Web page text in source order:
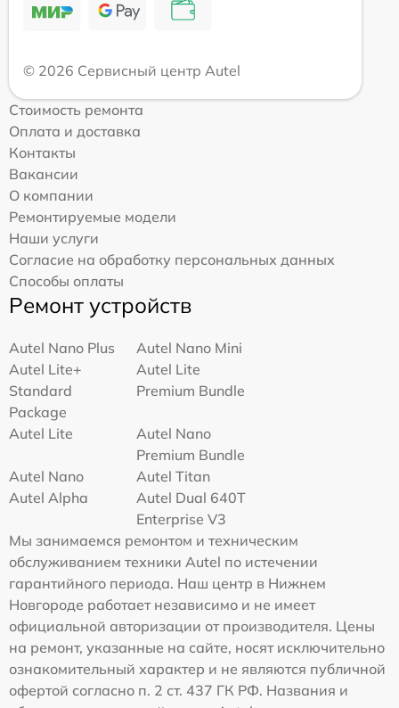
© 2026 Сервисный центр Autel
Стоимость ремонта
Оплата и доставка
Контакты
Вакансии
О компании
Ремонтируемые модели
Наши услуги
Согласие на обработку персональных данных
Способы оплаты
Ремонт устройств
Autel Nano Plus
Autel Nano Mini
Autel Lite+
Standard
Package
Autel Lite
Premium Bundle
Autel Lite
Autel Nano
Premium Bundle
Autel Nano
Autel Titan
Autel Alpha
Autel Dual 640T
Enterprise V3
Мы занимаемся ремонтом и техническим
обслуживанием техники Autel по истечении
гарантийного периода. Наш центр в Нижнем
Новгороде работает независимо и не имеет
официальной авторизации от производителя. Цены
на ремонт, указанные на сайте, носят исключительно
ознакомительный характер и не являются публичной
офертой согласно п. 2 ст. 437 ГК РФ. Названия и